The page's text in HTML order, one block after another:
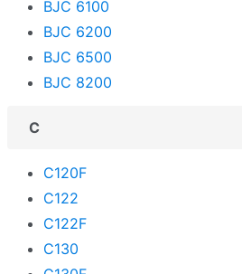
BJC 6100
BJC 6200
BJC 6500
BJC 8200
C
C120F
C122
C122F
C130